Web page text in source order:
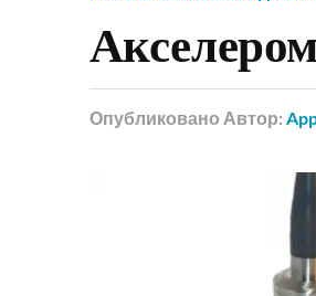
Опубликовано Автор: